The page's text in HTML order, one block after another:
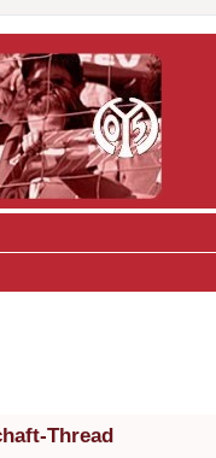
Thread